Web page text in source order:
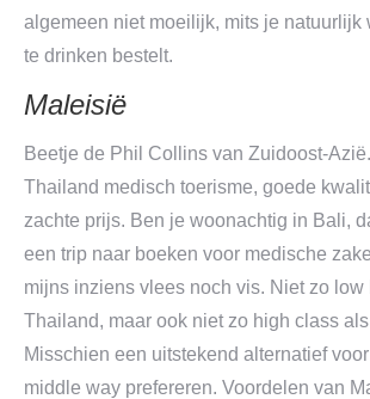
algemeen niet moeilijk, mits je natuurlijk
te drinken bestelt.
Maleisië
Beetje de Phil Collins van Zuidoost-
Thailand medisch toerisme, goede
zachte prijs. Ben je woonachtig in Bali,
een trip naar boeken voor medische
mijns inziens vlees noch vis. Niet zo low
Thailand, maar ook niet zo high class
Misschien een uitstekend alternatief
middle way prefereren. Voordelen van